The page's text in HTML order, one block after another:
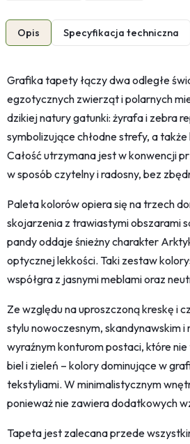
Opis Specyfikacja techniczna
Grafika tapety łączy dwa odległe
egzotycznych zwierząt i polarnych
dzikiej natury gatunki: żyrafa i zebra
symbolizujące chłodne strefy, a
Całość utrzymana jest w konwencji
w sposób czytelny i radosny, bez
Paleta kolorów opiera się na trzech
skojarzenia z trawiastymi obszarami
pandy oddaje śnieżny charakter
optycznej lekkości. Taki zestaw
współgra z jasnymi meblami oraz
Ze względu na uproszczoną kreskę i
stylu nowoczesnym, skandynawskim
wyraźnym konturom postaci, które
biel i zieleń – kolory dominujące w
tekstyliami. W minimalistycznym
ponieważ nie zawiera dodatkowych
Tapeta jest zalecana przede